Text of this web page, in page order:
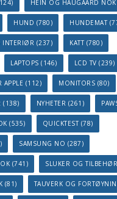
HEIN OG HAUGAARD NOK
HUND (780) HUNDEMAT
INTERIØR (237) KATT(780)
LAPTOPS (146) LCD TV (239)
APPLE (112) MONITORS (80)
(138) NYHETER (261)
(535) QUICKTEST(78)
SAMSUNG NO (287)
(741) SLUKER OG TILBEHØR
(81) TAUVERK OG